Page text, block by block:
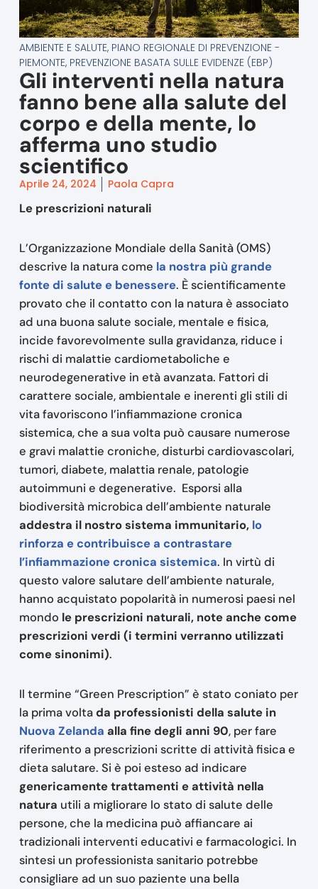
AMBIENTE E SALUTE, PIANO REGIONALE DI PREVENZIONE -
PIEMONTE, PREVENZIONE BASATA SULLE EVIDENZE (EBP)
Gli interventi nella natura
fanno bene alla salute del
corpo e della mente, lo
afferma uno studio
scientifico
Aprile 24, 2024 Paola Capra
Le prescrizioni naturali
L’Organizzazione Mondiale della Sanità (OMS)
descrive la natura come la nostra più grande
fonte di salute e benessere. È scientificamente
provato che il contatto con la natura è associato
ad una buona salute sociale, mentale e fisica,
incide favorevolmente sulla gravidanza, riduce i
rischi di malattie cardiometaboliche e
neurodegenerative in età avanzata. Fattori di
carattere sociale, ambientale e inerenti gli stili di
vita favoriscono l’infiammazione cronica
sistemica, che a sua volta può causare numerose
e gravi malattie croniche, disturbi cardiovascolari,
tumori, diabete, malattia renale, patologie
autoimmuni e degenerative. Esporsi alla
biodiversità microbica dell’ambiente naturale
addestra il nostro sistema immunitario, lo
rinforza e contribuisce a contrastare
l’infiammazione cronica sistemica. In virtù di
questo valore salutare dell’ambiente naturale,
hanno acquistato popolarità in numerosi paesi nel
mondo le prescrizioni naturali, note anche come
prescrizioni verdi (i termini verranno utilizzati
come sinonimi).
Il termine “Green Prescription” è stato coniato per
la prima voltada professionisti della salute in
Nuova Zelanda alla fine degli anni 90, per fare
riferimento a prescrizioni scritte di attività fisica e
dieta salutare. Si è poi esteso ad indicare
genericamente trattamenti e attività nella
natura utili a migliorare lo stato di salute delle
persone, che la medicina può affiancare ai
tradizionali interventi educativi e farmacologici. In
sintesi un professionista sanitario potrebbe
consigliare ad un suo paziente una bella